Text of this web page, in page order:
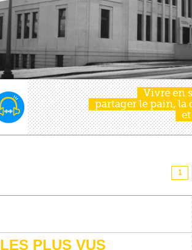
Vivre en
partager le pain, la
1
LES PLUS VUS